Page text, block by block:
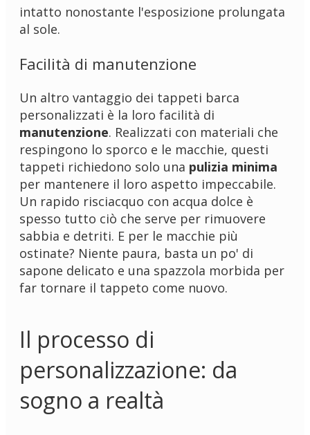
intatto nonostante l'esposizione prolungata
al sole.
Facilità di manutenzione
Un altro vantaggio dei tappeti barca
personalizzati è la loro facilità di
manutenzione. Realizzati con materiali che
respingono lo sporco e le macchie, questi
tappeti richiedono solo una pulizia minima
per mantenere il loro aspetto impeccabile.
Un rapido risciacquo con acqua dolce è
spesso tutto ciò che serve per rimuovere
sabbia e detriti. E per le macchie più
ostinate? Niente paura, basta un po' di
sapone delicato e una spazzola morbida per
far tornare il tappeto come nuovo.
Il processo di
personalizzazione: da
sogno a realtà